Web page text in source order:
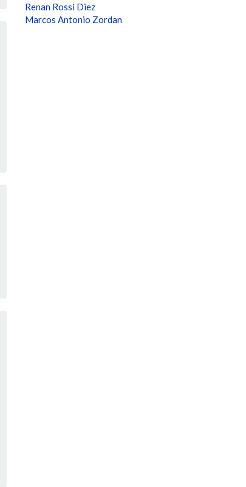
Renan Rossi Diez
Marcos Antonio Zordan